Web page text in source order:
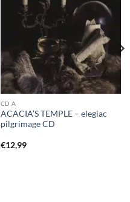
CD A
ACACIA’S TEMPLE – elegiac
pilgrimage CD
€12,99